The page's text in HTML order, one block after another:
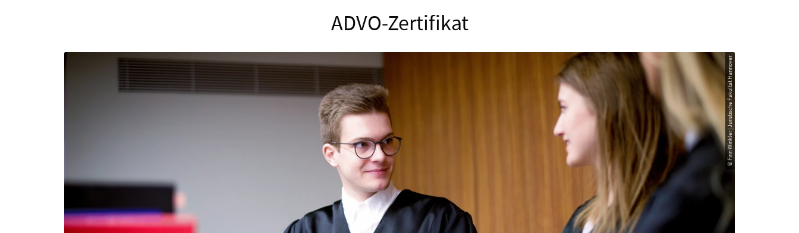
ADVO-Zertifikat
© Finn Winkler | Juristische Fakultät Hannover